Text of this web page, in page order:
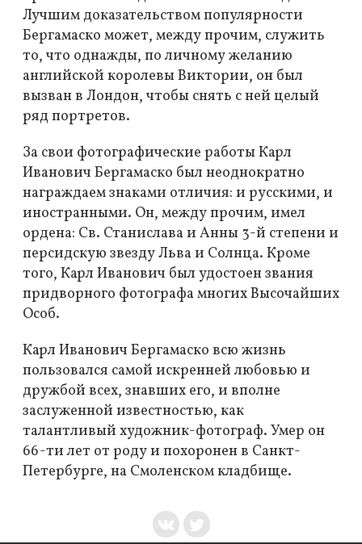
Лучшим доказательством популярности
Бергамаско может, между прочим, служить
то, что однажды, по личному желанию
английской королевы Виктории, он был
вызван в Лондон, чтобы снять с ней целый
ряд портретов.
За свои фотографические работы Карл
Иванович Бергамаско был неоднократно
награждаем знаками отличия: и русскими, и
иностранными. Он, между прочим, имел
ордена: Св. Станислава и Анны 3-й степени и
персидскую звезду Льва и Солнца. Кроме
того, Карл Иванович был удостоен звания
придворного фотографа многих Высочайших
Особ.
Карл Иванович Бергамаско всю жизнь
пользовался самой искренней любовью и
дружбой всех, знавших его, и вполне
заслуженной известностью, как
талантливый художник-фотограф. Умер он
66-ти лет от роду и похоронен в Санкт-
Петербурге, на Смоленском кладбище.